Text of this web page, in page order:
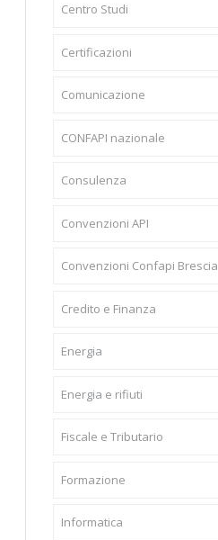
Centro Studi
Certificazioni
Comunicazione
CONFAPI nazionale
Consulenza
Convenzioni API
Convenzioni Confapi Brescia
Credito e Finanza
Energia
Energia e rifiuti
Fiscale e Tributario
Formazione
Informatica